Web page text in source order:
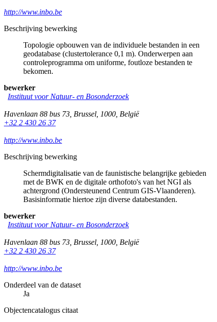
http://www.inbo.be
Beschrijving bewerking
Topologie opbouwen van de individuele bestanden in een
geodatabase (clustertolerance 0,1 m). Onderwerpen aan
controleprogramma om uniforme, foutloze bestanden te
bekomen.
bewerker
Instituut voor Natuur- en Bosonderzoek
Havenlaan 88 bus 73 Brussel 1000 België
+32 2 430 26 37
http://www.inbo.be
Beschrijving bewerking
Schermdigitalisatie van de faunistische belangrijke gebieden
met de BWK en de digitale orthofoto's van het NGI als
achtergrond (Ondersteunend Centrum GIS-Vlaanderen).
Basisinformatie hiertoe zijn diverse databestanden.
bewerker
Instituut voor Natuur- en Bosonderzoek
Havenlaan 88 bus 73 Brussel 1000 België
+32 2 430 26 37
http://www.inbo.be
Onderdeel van de dataset
Ja
Objectencatalogus citaat